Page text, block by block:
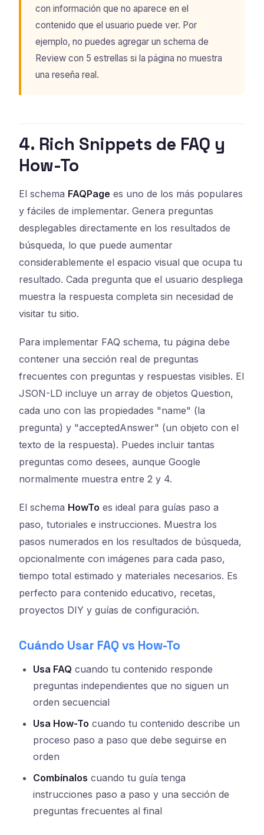
con información que no aparece en el
contenido que el usuario puede ver. Por
ejemplo, no puedes agregar un schema de
Review con 5 estrellas si la página no muestra
una reseña real.
4. Rich Snippets de FAQ y
How-To
El schema FAQPage es uno de los más populares
y fáciles de implementar. Genera preguntas
desplegables directamente en los resultados de
búsqueda, lo que puede aumentar
considerablemente el espacio visual que ocupa tu
resultado. Cada pregunta que el usuario despliega
muestra la respuesta completa sin necesidad de
visitar tu sitio.
Para implementar FAQ schema, tu página debe
contener una sección real de preguntas
frecuentes con preguntas y respuestas visibles. El
JSON-LD incluye un array de objetos Question,
cada uno con las propiedades "name" (la
pregunta) y "acceptedAnswer" (un objeto con el
texto de la respuesta). Puedes incluir tantas
preguntas como desees, aunque Google
normalmente muestra entre 2 y 4.
El schema HowTo es ideal para guías paso a
paso, tutoriales e instrucciones. Muestra los
pasos numerados en los resultados de búsqueda,
opcionalmente con imágenes para cada paso,
tiempo total estimado y materiales necesarios. Es
perfecto para contenido educativo, recetas,
proyectos DIY y guías de configuración.
Cuándo Usar FAQ vs How-To
Usa FAQ cuando tu contenido responde
preguntas independientes que no siguen un
orden secuencial
Usa How-To cuando tu contenido describe un
proceso paso a paso que debe seguirse en
orden
Combínalos cuando tu guía tenga
instrucciones paso a paso y una sección de
preguntas frecuentes al final